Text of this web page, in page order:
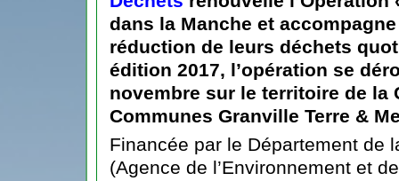
dans la Manche et
réduction de leurs déchets
édition 2017, l’opération se
novembre sur le territoire de la
Communes Granville Terre &
Financée par le Département de
(Agence de l’Environnement et